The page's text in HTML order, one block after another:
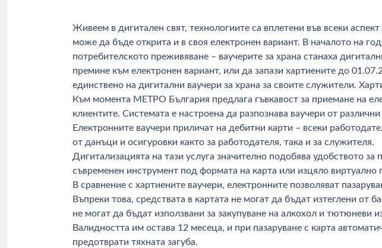
Живеем в дигитален свят, технологиите са вплетени във всеки
може да бъде открита и в своя електронен вариант. В началото на
потребителското преживяване – ваучерите за храна станаха
премине към електронен вариант, или да запази хартиените до
единствено на дигитални ваучери за храна за своите служители.
Към момента МЕТРО България предлага гъвкавост за приемане на
клиентите. Системата е настроена да разпознава ваучери от
Електронните ваучери приличат на дебитни карти – всеки
от данъци и осигуровки както за работодателя, така и за служителя.
Дигитализацията на тази услуга значително подобява удобството
съвременен инструмент под формата на карта или изцяло виртуално
В сравнение с хартиените ваучери, електронните позволяват
Въпреки това, средствата в картата не могат да бъдат изтеглени от
не могат да бъдат използвани за закупуване на алкохол и тютюневи
Валидността им остава 12 месеца, и при пазаруване с карта
предотврати тяхната загуба.